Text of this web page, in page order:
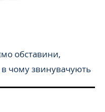
обставини,
чому звинувачують